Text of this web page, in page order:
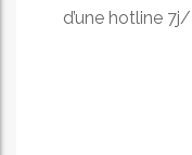
d’une hotline